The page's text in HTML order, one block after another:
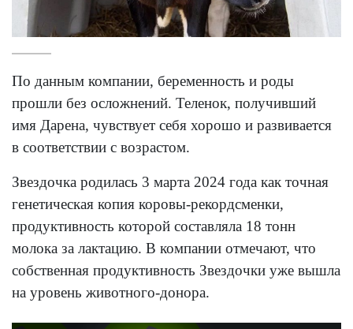
По данным компании, беременность и роды
прошли без осложнений. Теленок, получивший
имя Дарена, чувствует себя хорошо и развивается
в соответствии с возрастом.
Звездочка родилась 3 марта 2024 года как точная
генетическая копия коровы-рекордсменки,
продуктивность которой составляла 18 тонн
молока за лактацию. В компании отмечают, что
собственная продуктивность Звездочки уже вышла
на уровень животного-донора.